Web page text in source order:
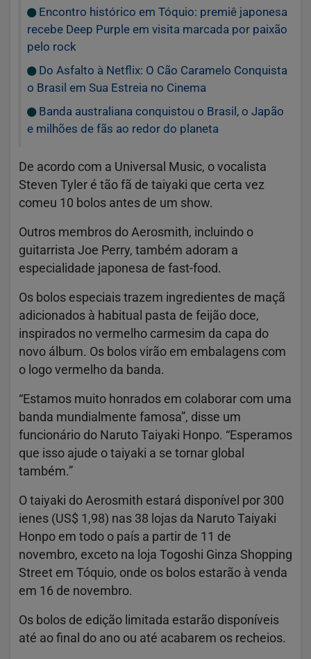
Encontro histórico em Tóquio: premiê japonesa
recebe Deep Purple em visita marcada por paixão
pelo rock
Do Asfalto à Netflix: O Cão Caramelo Conquista
o Brasil em Sua Estreia no Cinema
Banda australiana conquistou o Brasil, o Japão
e milhões de fãs ao redor do planeta
De acordo com a Universal Music, o vocalista
Steven Tyler é tão fã de taiyaki que certa vez
comeu 10 bolos antes de um show.
Outros membros do Aerosmith, incluindo o
guitarrista Joe Perry, também adoram a
especialidade japonesa de fast-food.
Os bolos especiais trazem ingredientes de maçã
adicionados à habitual pasta de feijão doce,
inspirados no vermelho carmesim da capa do
novo álbum. Os bolos virão em embalagens com
o logo vermelho da banda.
“Estamos muito honrados em colaborar com uma
banda mundialmente famosa”, disse um
funcionário do Naruto Taiyaki Honpo. “Esperamos
que isso ajude o taiyaki a se tornar global
também.”
O taiyaki do Aerosmith estará disponível por 300
ienes (US$ 1,98) nas 38 lojas da Naruto Taiyaki
Honpo em todo o país a partir de 11 de
novembro, exceto na loja Togoshi Ginza Shopping
Street em Tóquio, onde os bolos estarão à venda
em 16 de novembro.
Os bolos de edição limitada estarão disponíveis
até ao final do ano ou até acabarem os recheios.